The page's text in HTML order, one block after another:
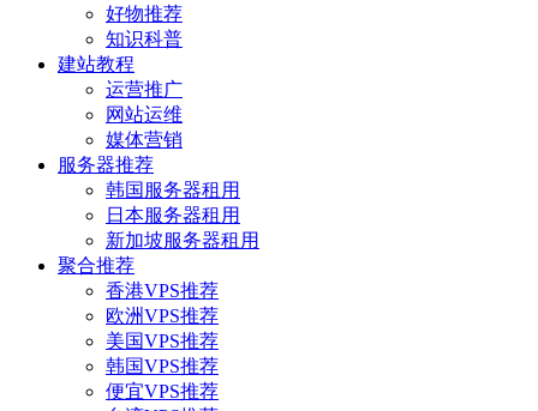
好物推荐
知识科普
建站教程
运营推广
网站运维
媒体营销
服务器推荐
韩国服务器租用
日本服务器租用
新加坡服务器租用
聚合推荐
香港VPS推荐
欧洲VPS推荐
美国VPS推荐
韩国VPS推荐
便宜VPS推荐